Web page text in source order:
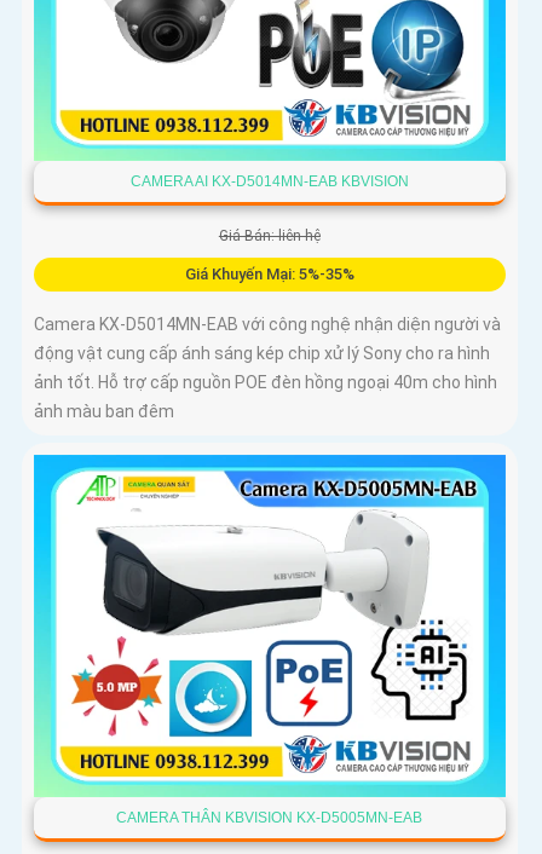
CAMERA AI KX-D5014MN-EAB KBVISION
Giá Bán: liên hệ
Giá Khuyến Mại: 5%-35%
Camera KX-D5014MN-EAB với công nghệ nhận diện người và
động vật cung cấp ánh sáng kép chip xử lý Sony cho ra hình
ảnh tốt. Hỗ trợ cấp nguồn POE đèn hồng ngoại 40m cho hình
ảnh màu ban đêm
CAMERA THÂN KBVISION KX-D5005MN-EAB